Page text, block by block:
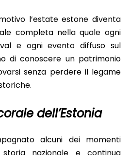
l’estate estone diventa
completa nella quale ogni
e ogni evento diffuso sul
di conoscere un patrimonio
senza perdere il legame
dell’Estonia
alcuni dei momenti